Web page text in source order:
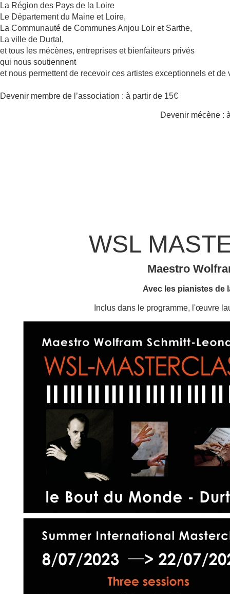
La Région des Pays de la Loire
Le Département du Maine et Loire,
La Communauté de Communes Anjou Loir et Sarthe,
La ville de Durtal,
et tous les mécènes, entreprises et bienfaiteurs privés
qui nous soutiennent
et nous permettent de recevoir ces artistes exceptionnels et
Devenir membre de l’association : à partir de 15€
Devenir mécène :
WSL
Maestro
Avec les pianistes de
Inclus dans le programme, l'œuvre